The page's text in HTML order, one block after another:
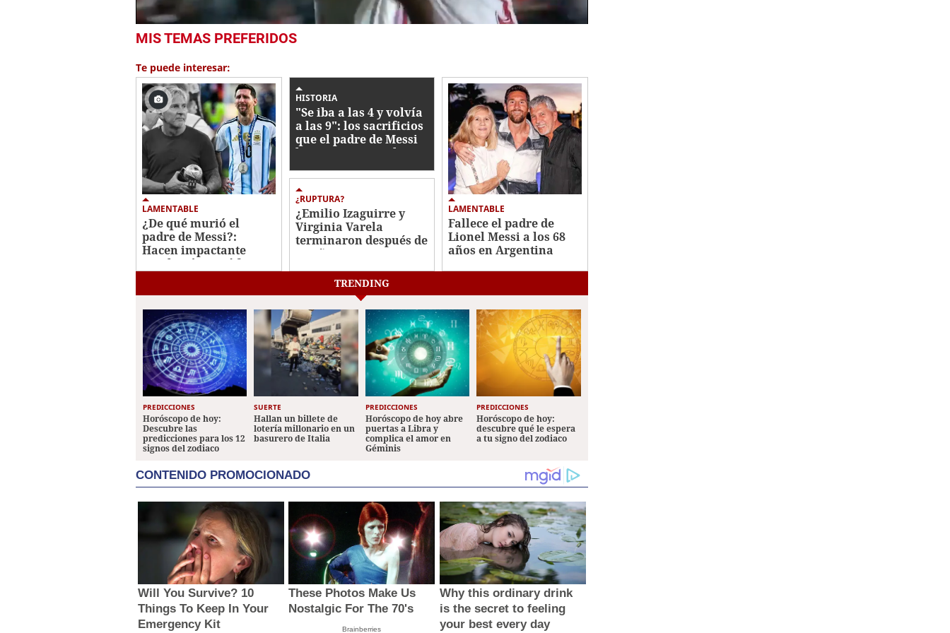
second
1
minute,
22
secondsVolume
0%
MIS TEMAS PREFERIDOS
Te puede interesar:
LAMENTABLE
¿De qué murió el
padre de Messi?:
Hacen impactante
revelación y así fueron
HISTORIA
"Se iba a las 4 y volvía
a las 9": los sacrificios
que el padre de Messi
hizo para que su hijo
¿RUPTURA?
¿Emilio Izaguirre y
Virginia Varela
terminaron después de
20 años juntos? Lo que
ambos hicieron en
LAMENTABLE
Fallece el padre de
Lionel Messi a los 68
años en Argentina
TRENDING
PREDICCIONES
Horóscopo de hoy:
Descubre las
predicciones para los 12
signos del zodiaco
SUERTE
Hallan un billete de
lotería millonario en un
basurero de Italia
PREDICCIONES
Horóscopo de hoy abre
puertas a Libra y
complica el amor en
Géminis
PREDICCIONES
Horóscopo de hoy:
descubre qué le espera
a tu signo del zodiaco
CONTENIDO PROMOCIONADO
Will You Survive? 10
Things To Keep In Your
Emergency Kit
These Photos Make Us
Nostalgic For The 70's
Brainberries
Why this ordinary drink
is the secret to feeling
your best every day